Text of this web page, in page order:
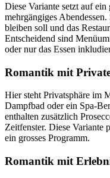
Diese Variante setzt auf
mehrgängiges
bleiben soll und das
Entscheidend sind
oder nur das Essen
Romantik mit
Hier steht Privatsphäre im
Dampfbad oder ein Spa-
enthalten zusätzlich
Zeitfenster. Diese Variante
ein grosses Programm.
Romantik mit